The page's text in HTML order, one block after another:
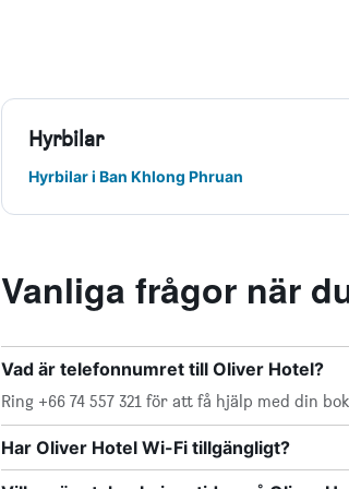
Hyrbilar
Hyrbilar i Ban Khlong Phruan
Vanliga frågor när
Vad är telefonnumret till Oliver Hotel?
Ring +66 74 557 321 för att få hjälp med din
Har Oliver Hotel Wi-Fi tillgängligt?